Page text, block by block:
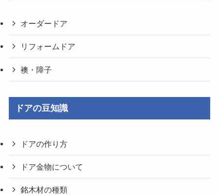
オーダードア
リフォームドア
襖・障子
ドアの豆知識
ドアの作り方
ドア金物について
銘木材の種類